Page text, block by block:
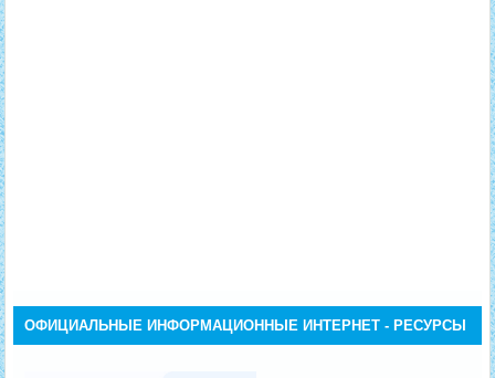
ОФИЦИАЛЬНЫЕ ИНФОРМАЦИОННЫЕ ИНТЕРНЕТ - РЕСУРСЫ